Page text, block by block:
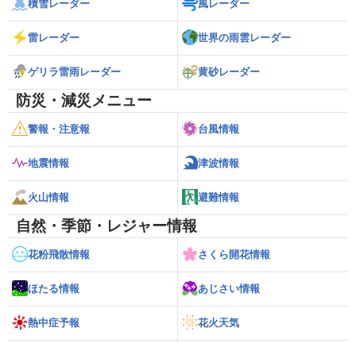
積雪レーダー 風レーダー
雷レーダー 世界の雨雲レーダー
ゲリラ雷雨レーダー 黄砂レーダー
防災・減災メニュー
警報・注意報 台風情報
地震情報 津波情報
火山情報 避難情報
自然・季節・レジャー情報
花粉飛散情報 さくら開花情報
ほたる情報 あじさい情報
熱中症予報 花火天気